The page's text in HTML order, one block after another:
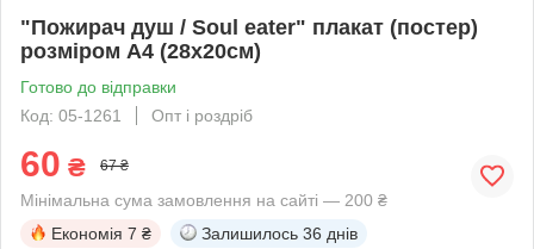
"Пожирач душ / Soul eater" плакат (постер)
розміром А4 (28х20см)
Готово до відправки
Код: 05-1261
Опт і роздріб
60 ₴ 67 ₴
Мінімальна сума замовлення на сайті — 200 ₴
Економія 7 ₴ Залишилось 36 днів